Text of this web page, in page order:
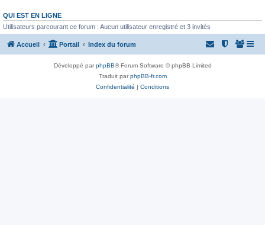
QUI EST EN LIGNE
Utilisateurs parcourant ce forum : Aucun utilisateur enregistré et 3 invités
Accueil Portail Index du forum
Développé parphpBB® Forum Software © phpBB Limited
Traduit parphpBB-fr.com
Confidentialité | Conditions